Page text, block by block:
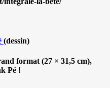
(dessin)
format (27 × 31,5 cm),
Pé !